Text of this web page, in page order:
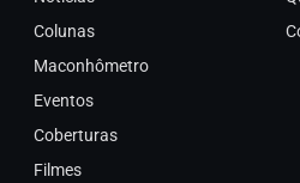
Colunas
Maconhômetro
Eventos
Coberturas
Filmes